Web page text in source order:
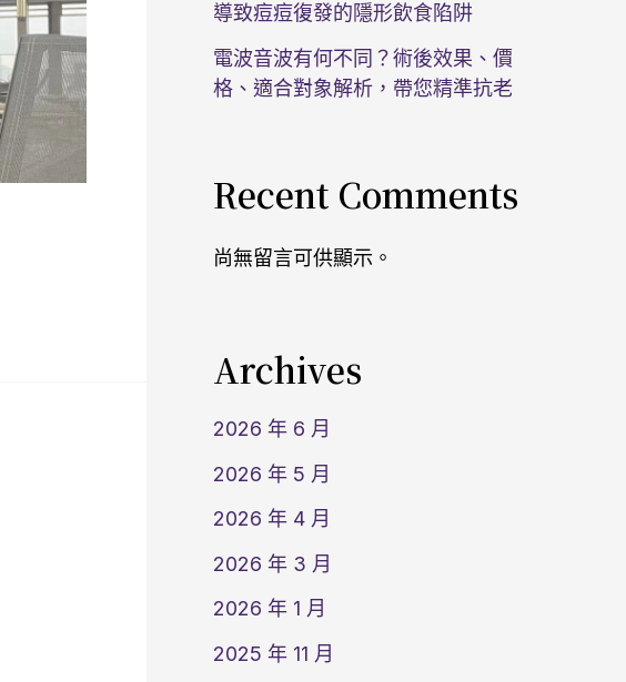
導致痘痘復發的隱形飲食陷阱
電波音波有何不同？術後效果、價
格、適合對象解析，帶您精準抗老
Recent Comments
尚無留言可供顯示。
Archives
2026 年 6 月
2026 年 5 月
2026 年 4 月
2026 年 3 月
2026 年 1 月
2025 年 11 月